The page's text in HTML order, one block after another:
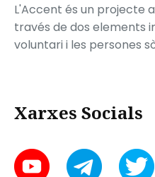
L'Accent és un projecte
través de dos elements
voluntari i les persones
Xarxes Socials